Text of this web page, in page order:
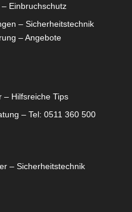
Einbruchschutz
– Sicherheitstechnik
– Angebote
– Hilfsreiche Tips
– Tel: 0511 360 500
– Sicherheitstechnik